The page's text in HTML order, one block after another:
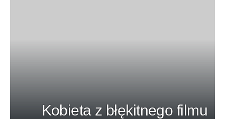
Kobieta z błękitnego filmu